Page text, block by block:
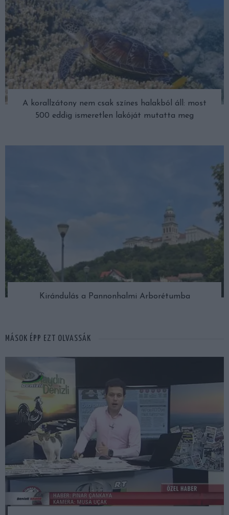
A korallzátony nem csak színes halakból áll: most
500 eddig ismeretlen lakóját mutatta meg
Kirándulás a Pannonhalmi Arborétumba
MÁSOK ÉPP EZT OLVASSÁK